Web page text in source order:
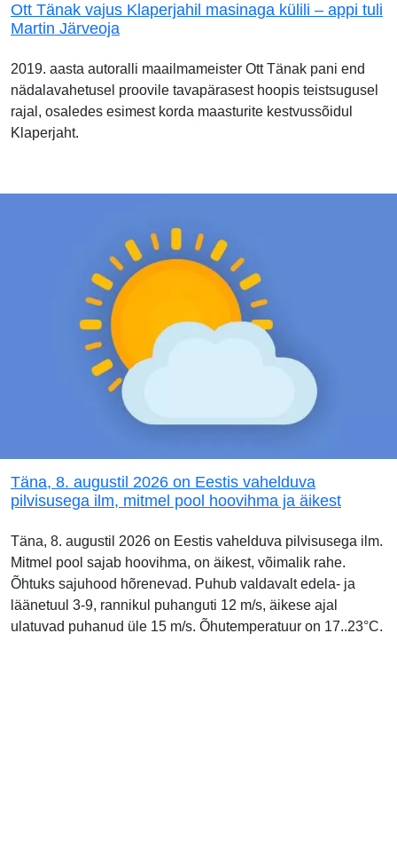
Ott Tänak vajus Klaperjahil masinaga külili – appi tuli
Martin Järveoja
2019. aasta autoralli maailmameister Ott Tänak pani end
nädalavahetusel proovile tavapärasest hoopis teistsugusel
rajal, osaledes esimest korda maasturite kestvussõidul
Klaperjaht.
Täna, 8. augustil 2026 on Eestis vahelduva
pilvisusega ilm, mitmel pool hoovihma ja äikest
Täna, 8. augustil 2026 on Eestis vahelduva pilvisusega ilm.
Mitmel pool sajab hoovihma, on äikest, võimalik rahe.
Õhtuks sajuhood hõrenevad. Puhub valdavalt edela- ja
läänetuul 3-9, rannikul puhanguti 12 m/s, äikese ajal
ulatuvad puhanud üle 15 m/s. Õhutemperatuur on 17..23°C.